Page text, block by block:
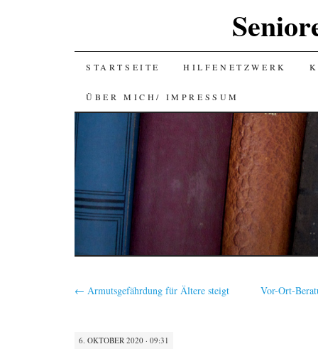
SKIP
TO
CONTENT
STARTSEITE HILFENETZWERK
ÜBER MICH/ IMPRESSUM
← Armutsgefährdung für Ältere steigt Vor-Ort-
6. OKTOBER 2020 · 09:31